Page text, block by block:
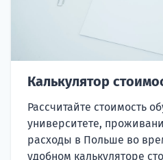
Калькулятор
Рассчитайте стоимость
университете,
расходы в Польше во
удобном калькуляторе